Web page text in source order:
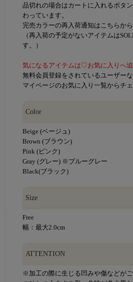
品切れの場合はカートに入れるボタ
わっています。
完売カラーの再入荷通知はこちらから
（再入荷の予定がないアイテムは
す。）
気になるアイテムは♡お気に入りへ追
無料会員登録をされているユーザー
マイページのお気に入り一覧からチェ
Color
Beige (ベージュ)
Brown (ブラウン)
Pink (ピンク)
Gray (グレー) ※ブルーグレー
Black(ブラック)
Size
Free
幅：最大2.0cm
ATTENTION
※加工の際に生じる凹みや傷などが